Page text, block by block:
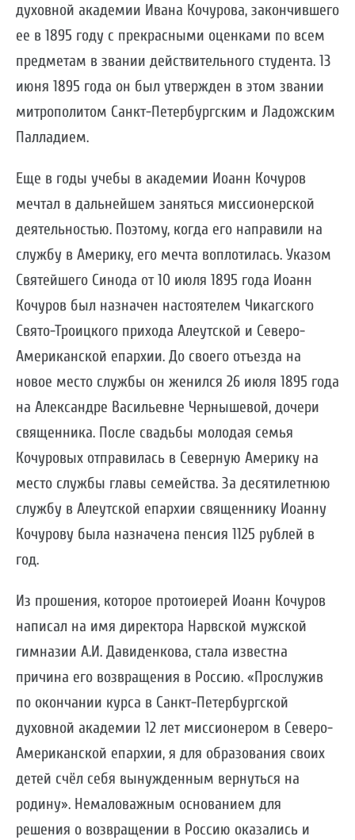
духовной академии Ивана Кочурова, закончившего
ее в 1895 году с прекрасными оценками по всем
предметам в звании действительного студента. 13
июня 1895 года он был утвержден в этом звании
митрополитом Санкт-Петербургским и Ладожским
Палладием.
Еще в годы учебы в академии Иоанн Кочуров
мечтал в дальнейшем заняться миссионерской
деятельностью. Поэтому, когда его направили на
службу в Америку, его мечта воплотилась. Указом
Святейшего Синода от 10 июля 1895 года Иоанн
Кочуров был назначен настоятелем Чикагского
Свято-Троицкого прихода Алеутской и Северо-
Американской епархии. До своего отъезда на
новое место службы он женился 26 июля 1895 года
на Александре Васильевне Чернышевой, дочери
священника. После свадьбы молодая семья
Кочуровых отправилась в Северную Америку на
место службы главы семейства. За десятилетнюю
службу в Алеутской епархии священнику Иоанну
Кочурову была назначена пенсия 1125 рублей в
год.
Из прошения, которое протоиерей Иоанн Кочуров
написал на имя директора Нарвской мужской
гимназии А.И. Давиденкова, стала известна
причина его возвращения в Россию. «Прослужив
по окончании курса в Санкт-Петербургской
духовной академии 12 лет миссионером в Северо-
Американской епархии, я для образования своих
детей счёл себя вынужденным вернуться на
родину». Немаловажным основанием для
решения о возвращении в Россию оказались и